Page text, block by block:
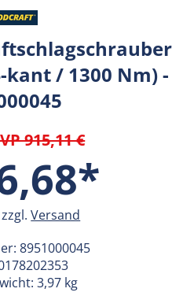
kant / 1300 Nm) -
915,11 €
zzgl.Versand
8951000045
3,97 kg